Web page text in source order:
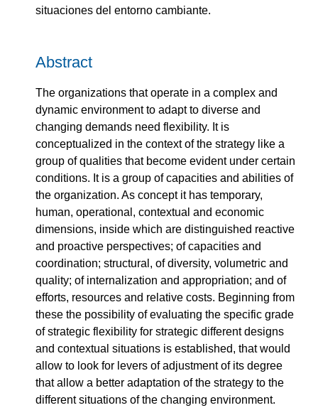
situaciones del entorno cambiante.
Abstract
The organizations that operate in a complex and
dynamic environment to adapt to diverse and
changing demands need flexibility. It is
conceptualized in the context of the strategy like a
group of qualities that become evident under certain
conditions. It is a group of capacities and abilities of
the organization. As concept it has temporary,
human, operational, contextual and economic
dimensions, inside which are distinguished reactive
and proactive perspectives; of capacities and
coordination; structural, of diversity, volumetric and
quality; of internalization and appropriation; and of
efforts, resources and relative costs. Beginning from
these the possibility of evaluating the specific grade
of strategic flexibility for strategic different designs
and contextual situations is established, that would
allow to look for levers of adjustment of its degree
that allow a better adaptation of the strategy to the
different situations of the changing environment.